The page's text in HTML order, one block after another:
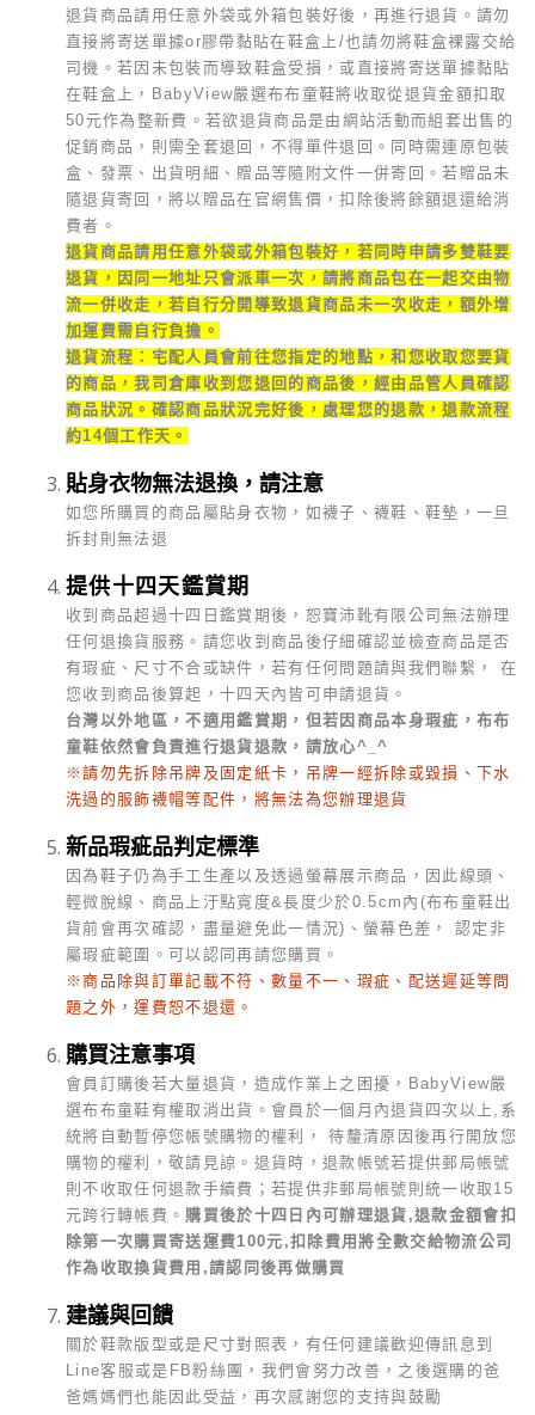
退貨商品請用任意外袋或外箱包裝好後，再進行退貨。請勿
直接將寄送單據or膠帶黏貼在鞋盒上/也請勿將鞋盒裸露交給
司機。若因未包裝而導致鞋盒受損，或直接將寄送單據黏貼
在鞋盒上，BabyView嚴選布布童鞋將收取從退貨金額扣取
50元作為整新費。若欲退貨商品是由網站活動而組套出售的
促銷商品，則需全套退回，不得單件退回。同時需連原包裝
盒、發票、出貨明細、贈品等隨附文件一併寄回。若贈品未
隨退貨寄回，將以贈品在官網售價，扣除後將餘額退還給消
費者。
退貨商品請用任意外袋或外箱包裝好，若同時申請多雙鞋要
退貨，因同一地址只會派車一次，請將商品包在一起交由物
流一併收走，若自行分開導致退貨商品未一次收走，額外增
加運費需自行負擔。
退貨流程：宅配人員會前往您指定的地點，和您收取您要貨
的商品，我司倉庫收到您退回的商品後，經由品管人員確認
商品狀況。確認商品狀況完好後，處理您的退款，退款流程
約14個工作天。
貼身衣物無法退換，請注意
如您所購買的商品屬貼身衣物，如襪子、襪鞋、鞋墊，一旦
拆封則無法退
提供十四天鑑賞期
收到商品超過十四日鑑賞期後，恕寶沛靴有限公司無法辦理
任何退換貨服務。請您收到商品後仔細確認並檢查商品是否
有瑕疵、尺寸不合或缺件，若有任何問題請與我們聯繫， 在
您收到商品後算起，十四天內皆可申請退貨。
台灣以外地區，不適用鑑賞期，但若因商品本身瑕疵，布布
童鞋依然會負責進行退貨退款，請放心^_^
※請勿先拆除吊牌及固定紙卡，吊牌一經拆除或毀損、下水
洗過的服飾襪帽等配件，將無法為您辦理退貨
新品瑕疵品判定標準
因為鞋子仍為手工生產以及透過螢幕展示商品，因此線頭、
輕微脫線、商品上汙點寬度&長度少於0.5cm內(布布童鞋出
貨前會再次確認，盡量避免此一情況)、螢幕色差， 認定非
屬瑕疵範圍。可以認同再請您購買。
※商品除與訂單記載不符、數量不一、瑕疵、配送遲延等問
題之外，運費恕不退還。
購買注意事項
會員訂購後若大量退貨，造成作業上之困擾，BabyView嚴
選布布童鞋有權取消出貨。會員於一個月內退貨四次以上,系
統將自動暫停您帳號購物的權利， 待釐清原因後再行開放您
購物的權利，敬請見諒。 退貨時，退款帳號若提供郵局帳號
則不收取任何退款手續費；若提供非郵局帳號則統一收取15
元跨行轉帳費。 購買後於十四日內可辦理退貨,退款金額會扣
除第一次購買寄送運費100元,扣除費用將全數交給物流公司
作為收取換貨費用,請認同後再做購買
建議與回饋
關於鞋款版型或是尺寸對照表，有任何建議歡迎傳訊息到
Line客服或是FB粉絲團，我們會努力改善，之後選購的爸
爸媽媽們也能因此受益，再次感謝您的支持與鼓勵